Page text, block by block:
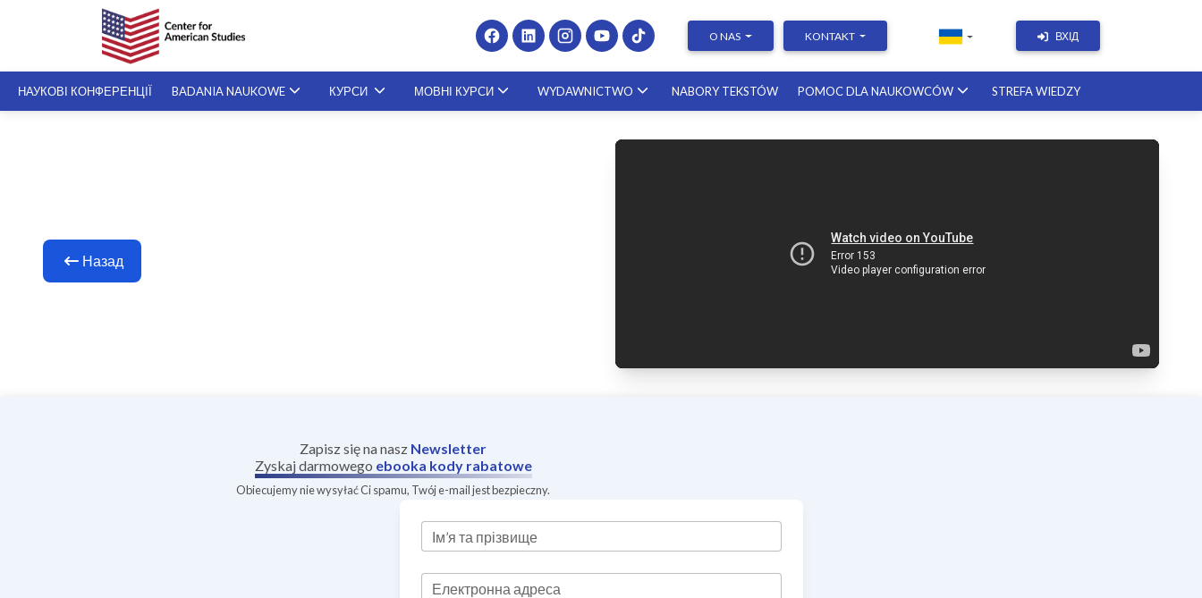
O NAS KONTAKT ВХІД
НАУКОВІ КОНФЕРЕНЦІЇ BADANIA NAUKOWE КУРСИ
Presenting at Conferences & Publishing Research –
Academic Writing | Course with a
course with a scholar from the
United States
08.01.2027
МОВНІ КУРСИ WYDAWNICTWO NABORY TEKSTÓW POMOC DLA NAUKOWCÓW STREFA WIEDZY
Назад
Zapisz się na nasz Newsletter
Zyskaj darmowego ebooka kody rabatowe
Obiecujemy nie wysyłać Ci spamu, Twój e-mail jest bezpieczny.
Ім’я та прізвище
Електронна адреса